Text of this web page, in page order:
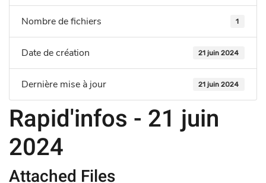
Nombre de fichiers 1
Date de création 21 juin 2024
Dernière mise à jour 21 juin 2024
Rapid'infos - 21 juin
2024
Attached Files